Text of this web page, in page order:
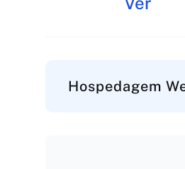
Hospedagem